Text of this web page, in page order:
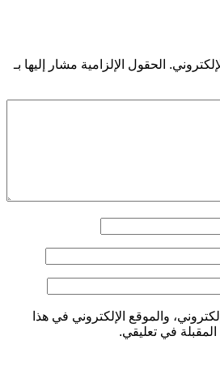
الحقول الإلزامية مشار إليها بـ
والموقع الإلكتروني في هذا
المقبلة في تعليقي.